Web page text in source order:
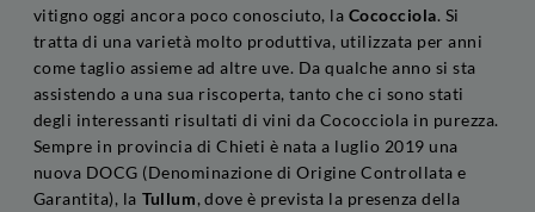
vitigno oggi ancora poco conosciuto, la Cococciola. Si
tratta di una varietà molto produttiva, utilizzata per anni
come taglio assieme ad altre uve. Da qualche anno si sta
assistendo a una sua riscoperta, tanto che ci sono stati
degli interessanti risultati di vini da Cococciola in purezza.
Sempre in provincia di Chieti è nata a luglio 2019 una
nuova DOCG (Denominazione di Origine Controllata e
Garantita), la Tullum, dove è prevista la presenza della